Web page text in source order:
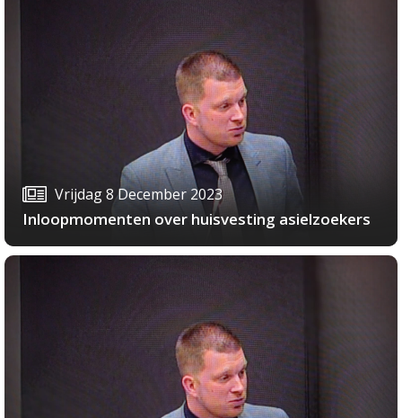
Vrijdag 8 December 2023
Inloopmomenten over huisvesting asielzoekers